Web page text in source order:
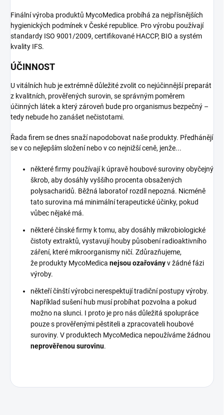
Finální výroba produktů MycoMedica probíhá za nejpřísnějších
hygienických podmínek v České republice. Pro výrobu používají
standardy ISO 9001/2009, certifikované HACCP, BIO a systém
kvality IFS.
ÚČINNOST
U vitálních hub je extrémně důležité zvolit co nejúčinnější preparát
z kvalitních, prověřených surovin, se správným poměrem
účinných látek a který zároveň bude pro organismus bezpečný –
tedy nebude ho zanášet nečistotami.
Řada firem se dnes snaží napodobovat naše produkty. Předhánějí
se v co nejlepším složení nebo v co nejnižší ceně, jenže...
některé firmy používají k úpravě houbové suroviny obyčejný
škrob, aby dosáhly vyššího procenta obsažených
polysacharidů. Běžná laboratoř rozdíl nepozná. Nicméně
tato surovina má minimální terapeutické účinky, pokud
vůbec nějaké má.
některé čínské firmy k tomu, aby dosáhly mikrobiologické
čistoty extraktů, vystavují houby působení radioaktivního
záření, které mikroorganismy ničí. Zdůrazňujeme,
že produkty MycoMedica nejsou ozařoványv žádné fázi
výroby.
někteří čínští výrobci nerespektují tradiční postupy výroby.
Například sušení hub musí probíhat pozvolna a pokud
možno na slunci. I proto je pro nás důležitá spolupráce
pouze s prověřenými pěstiteli a zpracovateli houbové
suroviny. V produktech MycoMedica nepoužíváme žádnou
neprověřenou surovinu.